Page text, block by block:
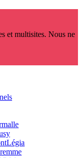
et multisites. Nous ne